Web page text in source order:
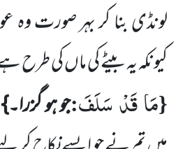
لونڈی بنا کر بہر صورت
کیونکہ یہ بیٹے کی ماں کی طرح
{مَا قَدْ سَلَفَ:جو ہو گزرا۔}